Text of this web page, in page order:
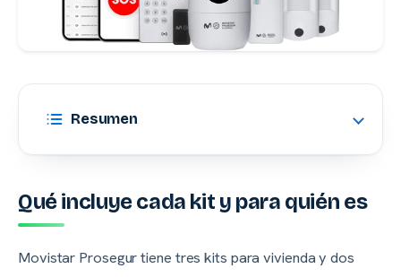
Resumen
Qué incluye cada kit y para quién es
Movistar Prosegur tiene tres kits para vivienda y dos